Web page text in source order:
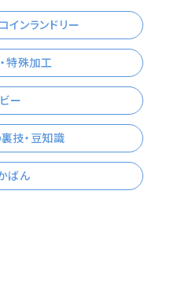
インランドリー
特殊加工
ー
技・豆知識
ばん